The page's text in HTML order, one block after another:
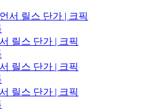
서 릴스 단가 | 크픽
릴스 단가 | 크픽
릴스 단가 | 크픽
릴스 단가 | 크픽